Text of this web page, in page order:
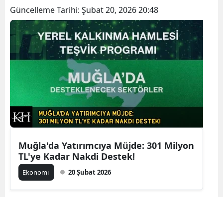
Güncelleme Tarihi: Şubat 20, 2026 20:48
Muğla'da Yatırımcıya Müjde: 301 Milyon
TL'ye Kadar Nakdi Destek!
Ekonomi 20 Şubat 2026